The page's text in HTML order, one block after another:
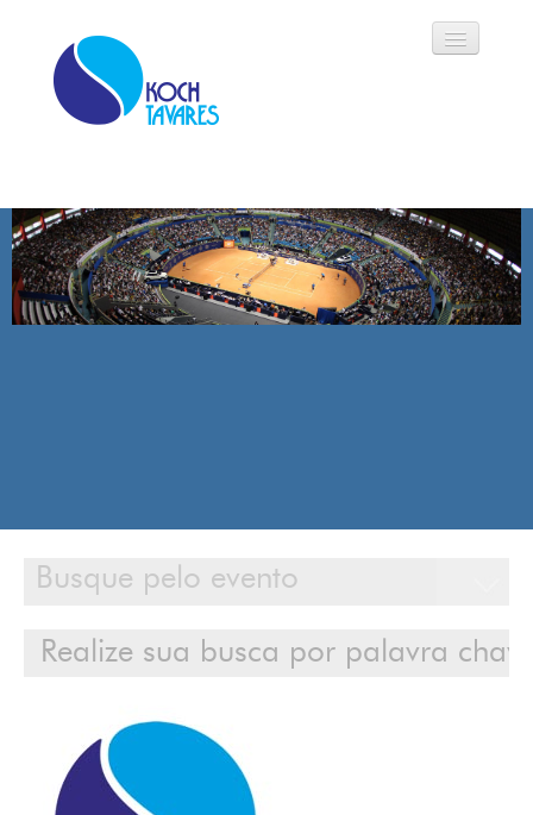
História
Áreas de Atuação
Calendário
Contato
Login